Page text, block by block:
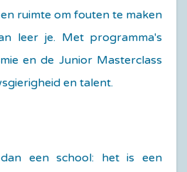
ruimte om fouten te maken
leer je. Met programma's
en de Junior Masterclass
en talent.
een school: het is een